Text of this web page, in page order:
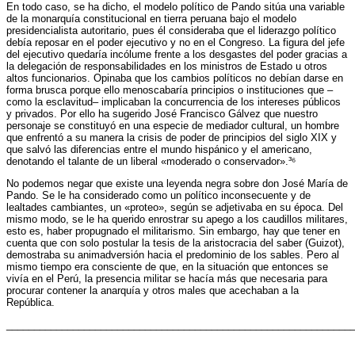
En todo caso, se ha dicho, el modelo político de Pando sitúa una variable
de la monarquía constitucional en tierra peruana bajo el modelo
presidencialista autoritario, pues él consideraba que el liderazgo político
debía reposar en el poder ejecutivo y no en el Congreso. La figura del jefe
del ejecutivo quedaría incólume frente a los desgastes del poder gracias a
la delegación de responsabilidades en los ministros de Estado u otros
altos funcionarios. Opinaba que los cambios políticos no debían darse en
forma brusca porque ello menoscabaría principios o instituciones que –
como la esclavitud– implicaban la concurrencia de los intereses públicos
y privados. Por ello ha sugerido José Francisco Gálvez que nuestro
personaje se constituyó en una especie de mediador cultural, un hombre
que enfrentó a su manera la crisis de poder de principios del siglo XIX y
que salvó las diferencias entre el mundo hispánico y el americano,
denotando el talante de un liberal «moderado o conservador».³⁶
No podemos negar que existe una leyenda negra sobre don José María de
Pando. Se le ha considerado como un político inconsecuente y de
lealtades cambiantes, un «proteo», según se adjetivaba en su época. Del
mismo modo, se le ha querido enrostrar su apego a los caudillos militares,
esto es, haber propugnado el militarismo. Sin embargo, hay que tener en
cuenta que con solo postular la tesis de la aristocracia del saber (Guizot),
demostraba su animadversión hacia el predominio de los sables. Pero al
mismo tiempo era consciente de que, en la situación que entonces se
vivía en el Perú, la presencia militar se hacía más que necesaria para
procurar contener la anarquía y otros males que acechaban a la
República.